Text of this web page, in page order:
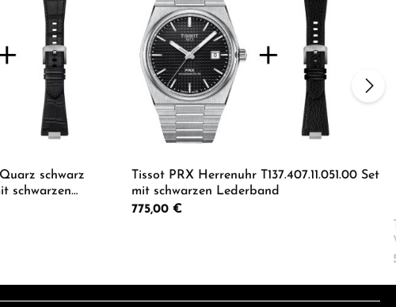
um die Anzahl zu erhöhen oder zu
oder benutze die Schaltflächen um die
schwarz
schwarzen
Gib den gewünschten Wert ein oder
Tissot PRX Herrenuhr T137.407.11.051.00 Set
mit schwarzen Lederband
Regulärer Preis:
775,00 €
Produkt Anzahl: Gib den